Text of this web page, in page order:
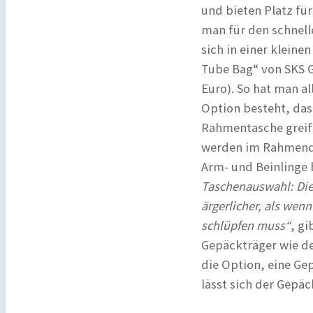
und bieten Platz
man für den
sich in einer
Tube Bag“ von
Euro). So hat man
Option besteht,
Rahmentasche
werden im
Arm- und
Taschenauswahl:
ärgerlicher, als
schlüpfen muss“,
Gepäckträger wie
die Option, eine
lässt sich der